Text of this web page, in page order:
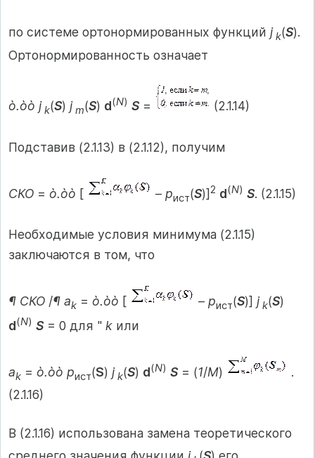
по системе ортонормированных функций j k(S).
Ортонормированность означает
ò.òò j k(S) j m(S) d(N) S= (2.1.14)
Подставив (2.1.13) в (2.1.12), получим
СКО = ò.òò [ – pист(S)]2 d(N) S. (2.1.15)
Необходимые условия минимума (2.1.15)
заключаются в том, что
¶ СКО /¶ ak = ò.òò [ – pист(S)] j k(S)
d(N) S= 0 для " k или
ak = ò.òò pист(S) j k(S) d(N) S= (1/M)
.
(2.1.16)
В (2.1.16) использована замена теоретического